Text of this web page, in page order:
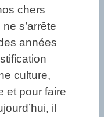
chers
s’arrête
années
culture,
et pour faire
il